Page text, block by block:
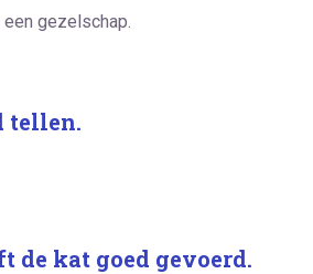
gezelschap.
tellen.
de kat goed gevoerd.